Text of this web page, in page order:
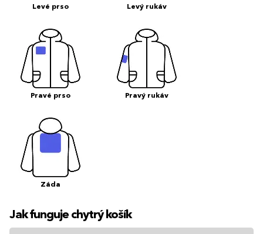
Levé prso Levý rukáv
Pravé prso Pravý rukáv
Záda
Jak funguje chytrý košík